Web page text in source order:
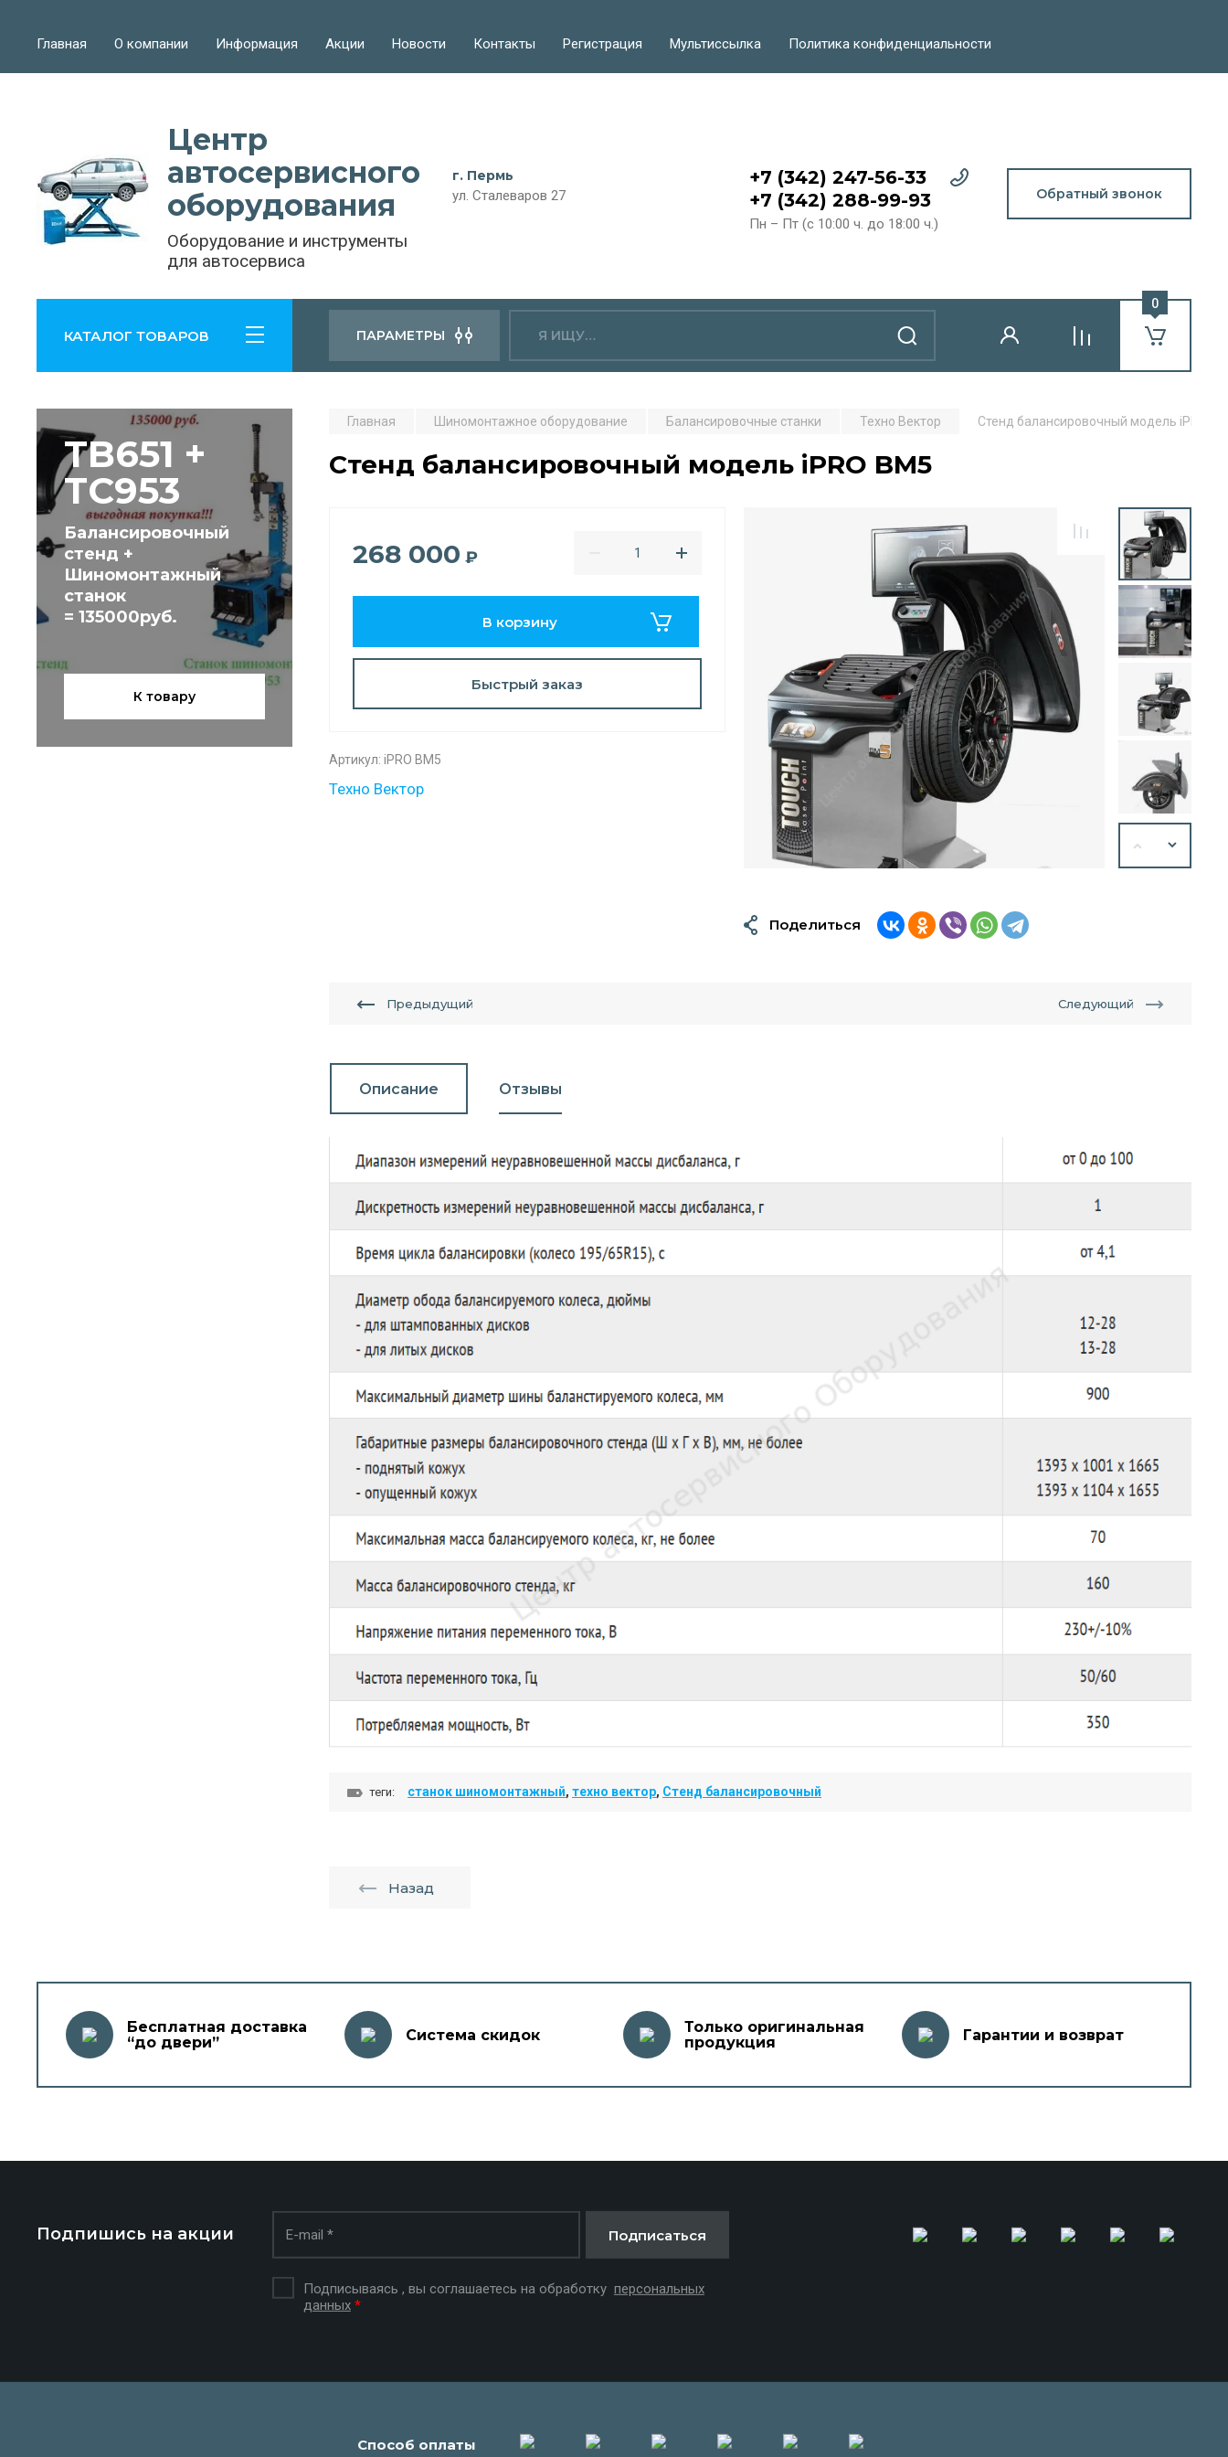
Главная О компании Информация Акции Новости Контакты Регистрация Мультиссылка Политика конфиденциальности
Центр
автосервисного
оборудования
Оборудование и инструменты
для автосервиса
г. Пермь
ул. Сталеваров 27
+7 (342) 247-56-33
+7 (342) 288-99-93
Пн – Пт (с 10:00 ч. до 18:00 ч.)
Обратный звонок
КАТАЛОГ ТОВАРОВ ПАРАМЕТРЫ
0
TB651 +
TC953
Балансировочный
стенд +
Шиномонтажный
станок
= 135000руб.
К товару
Главная Шиномонтажное оборудование Балансировочные станки Техно Вектор Стенд балансировочный модель iPRO
Стенд балансировочный модель iPRO BM5
268 000 ₽
В корзину
Быстрый заказ
Артикул: iPRO BM5
Техно Вектор
Поделиться
Предыдущий Следующий
Описание Отзывы
теги: станок шиномонтажный, техно вектор, Стенд балансировочный
Назад
Бесплатная доставка
“до двери”
Система скидок
Только оригинальная
продукция
Гарантии и возврат
Подпишись на акции
Подписываясь , вы соглашаетесь на обработку персональных
данных *
Подписаться
Способ оплаты